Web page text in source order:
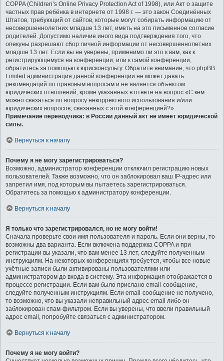
COPPA (Children’s Online Privacy Protection Act of 1998), или Акт о защите
частных прав ребёнка в интернете от 1998 г. — это закон Соединённых
Штатов, требующий от сайтов, которые могут собирать информацию от
несовершеннолетних младше 13 лет, иметь на это письменное согласие
родителей. Допустимо наличие иного вида подтверждения того, что
опекуны разрешают сбор личной информации от несовершеннолетних
младше 13 лет. Если вы не уверены, применимо ли это к вам, как к
регистрирующемуся на конференции, или к самой конференции,
обратитесь за помощью к юрисконсульту. Обратите внимание, что phpBB
Limited администрация данной конференции не может давать
рекомендаций по правовым вопросам и не является объектом
юридических отношений, кроме указанных в ответе на вопрос «С кем
можно связаться по вопросу некорректного использования и/или
юридических вопросов, связанных с этой конференцией?».
Примечание переводчика: в России данный акт не имеет юридической
силы..
Вернуться к началу
Почему я не могу зарегистрироваться?
Возможно, администратор конференции отключил регистрацию новых
пользователей. Также возможно, что он заблокировал ваш IP-адрес или
запретил имя, под которым вы пытаетесь зарегистрироваться.
Обратитесь за помощью к администратору конференции.
Вернуться к началу
Я только что зарегистрировался, но не могу войти!
Сначала проверьте свои имя пользователя и пароль. Если они верны, то
возможны два варианта. Если включена поддержка COPPA и при
регистрации вы указали, что вам менее 13 лет, следуйте полученным
инструкциям. На некоторых конференциях требуется, чтобы все новые
учётные записи были активированы пользователями или
администратором до входа в систему. Эта информация отображается в
процессе регистрации. Если вам было прислано email-сообщение,
следуйте полученным инструкциям. Если email-сообщение не получено,
то возможно, что вы указали неправильный адрес email либо он
заблокирован спам-фильтром. Если вы уверены, что ввели правильный
адрес email, попробуйте связаться с администратором.
Вернуться к началу
Почему я не могу войти?